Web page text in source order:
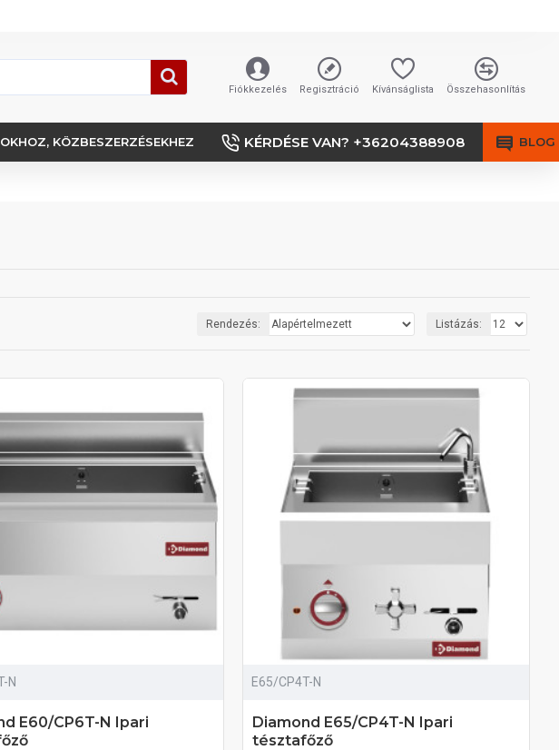
Fiókkezelés Regisztráció Kívánságlista Összehasonlítás
KÖZBESZERZÉSEKHEZ KÉRDÉSE VAN? +36204388908 BLOG
Rendezés: Listázás:
N
E60/CP6T-N Ipari
E65/CP4T-N
Diamond E65/CP4T-N Ipari
tésztafőző